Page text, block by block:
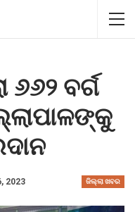
୬୬୨ ବର୍ଗ
ଜିଲ୍ଲା ଖବର
2023